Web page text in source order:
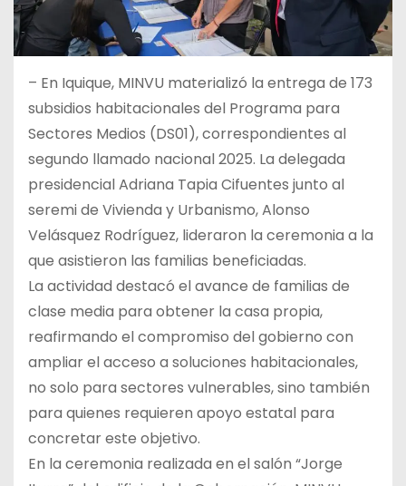
– En Iquique, MINVU materializó la entrega de 173
subsidios habitacionales del Programa para
Sectores Medios (DS01), correspondientes al
segundo llamado nacional 2025. La delegada
presidencial Adriana Tapia Cifuentes junto al
seremi de Vivienda y Urbanismo, Alonso
Velásquez Rodríguez, lideraron la ceremonia a la
que asistieron las familias beneficiadas.
La actividad destacó el avance de familias de
clase media para obtener la casa propia,
reafirmando el compromiso del gobierno con
ampliar el acceso a soluciones habitacionales,
no solo para sectores vulnerables, sino también
para quienes requieren apoyo estatal para
concretar este objetivo.
En la ceremonia realizada en el salón “Jorge